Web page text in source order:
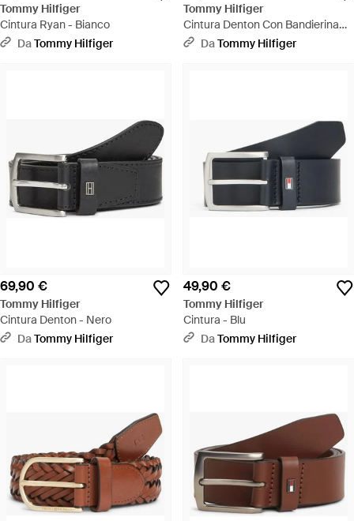
Tommy Hilfiger
Cintura Ryan - Bianco
DaTommy Hilfiger
Tommy Hilfiger
Cintura Denton Con Bandierina
Sul Passante - Neutro
DaTommy Hilfiger
69,90 €
Tommy Hilfiger
Cintura Denton - Nero
DaTommy Hilfiger
49,90 €
Tommy Hilfiger
Cintura - Blu
DaTommy Hilfiger